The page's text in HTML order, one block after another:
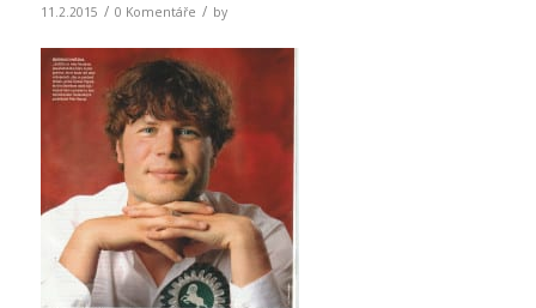
11.2.2015 / 0 Komentáře / by